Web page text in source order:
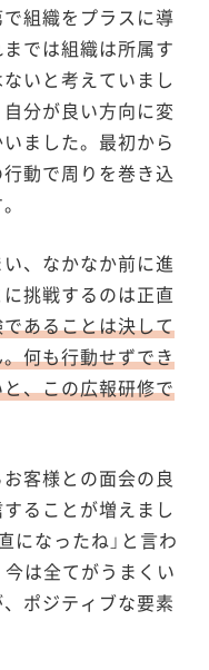
組織をプラスに導
では組織は所属す
いと考えていまし
分が良い方向に変
ました。最初から
動で周りを巻き込
、なかなか前に進
挑戦するのは正直
あることは決して
何も行動せずでき
、この広報研修で
客様との面会の良
ることが増えまし
になったね」と言わ
今は全てがうまくい
ポジティブな要素